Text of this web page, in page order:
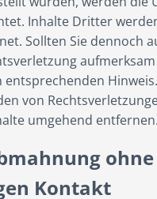
Inhalte Dritter
Sollten Sie dennoch
von
umgehend entfernen.
ohne
Kontakt